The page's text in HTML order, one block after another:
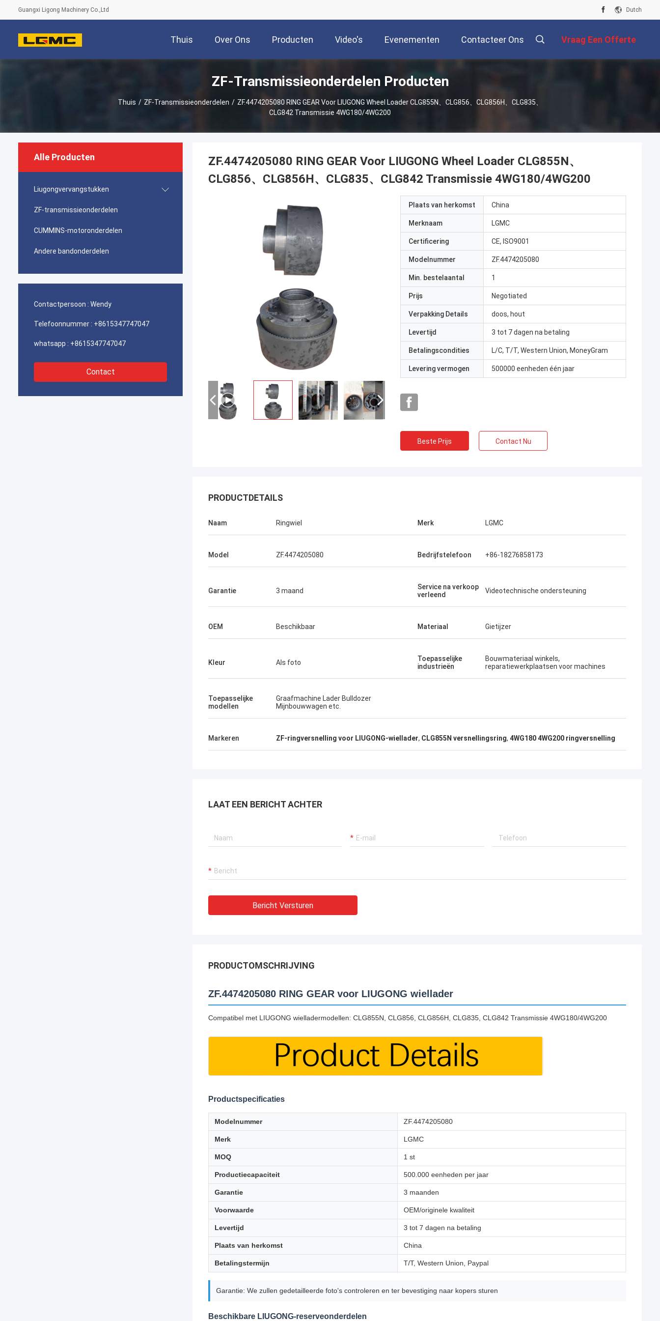
Guangxi Ligong Machinery Co.,Ltd Dutch
Thuis Over Ons Producten Video's Evenementen Contacteer Ons Vraag Een Offerte
ZF-Transmissieonderdelen Producten
Thuis / ZF-Transmissieonderdelen / ZF.4474205080 RING GEAR Voor LIUGONG Wheel Loader CLG855N、CLG856、CLG856H、CLG835、
CLG842 Transmissie 4WG180/4WG200
Alle Producten
Liugongvervangstukken
ZF-transmissieonderdelen
CUMMINS-motoronderdelen
Andere bandonderdelen
Contactpersoon : Wendy
Telefoonnummer : +8615347747047
whatsapp : +8615347747047
Contact
ZF.4474205080 RING GEAR Voor LIUGONG Wheel Loader CLG855N、
CLG856、CLG856H、CLG835、CLG842 Transmissie 4WG180/4WG200
Plaats van herkomst China
Merknaam LGMC
Certificering CE, ISO9001
Modelnummer ZF.4474205080
Min. bestelaantal 1
Prijs Negotiated
Verpakking Details doos, hout
Levertijd 3 tot 7 dagen na betaling
Betalingscondities L/C, T/T, Western Union, MoneyGram
Levering vermogen 500000 eenheden één jaar
Beste Prijs Contact Nu
PRODUCTDETAILS
Naam Ringwiel Merk LGMC
Model ZF.4474205080 Bedrijfstelefoon +86-18276858173
Garantie 3 maand
Service na verkoop
verleend
Videotechnische ondersteuning
OEM Beschikbaar Materiaal Gietijzer
Kleur Als foto
Toepasselijke
industrieën
Bouwmateriaal winkels,
reparatiewerkplaatsen voor machines
Toepasselijke
modellen
Graafmachine Lader Bulldozer
Mijnbouwwagen etc.
Markeren ZF-ringversnelling voor LIUGONG-wiellader, CLG855N versnellingsring, 4WG180 4WG200 ringversnelling
LAAT EEN BERICHT ACHTER
Bericht Versturen
PRODUCTOMSCHRIJVING
ZF.4474205080 RING GEAR voor LIUGONG wiellader
Compatibel met LIUGONG wielladermodellen: CLG855N, CLG856, CLG856H, CLG835, CLG842 Transmissie 4WG180/4WG200
Productspecificaties
Modelnummer ZF.4474205080
Merk LGMC
MOQ 1 st
Productiecapaciteit 500.000 eenheden per jaar
Garantie 3 maanden
Voorwaarde OEM/originele kwaliteit
Levertijd 3 tot 7 dagen na betaling
Plaats van herkomst China
Betalingstermijn T/T, Western Union, Paypal
Garantie: We zullen gedetailleerde foto's controleren en ter bevestiging naar kopers sturen
Beschikbare LIUGONG-reserveonderdelen